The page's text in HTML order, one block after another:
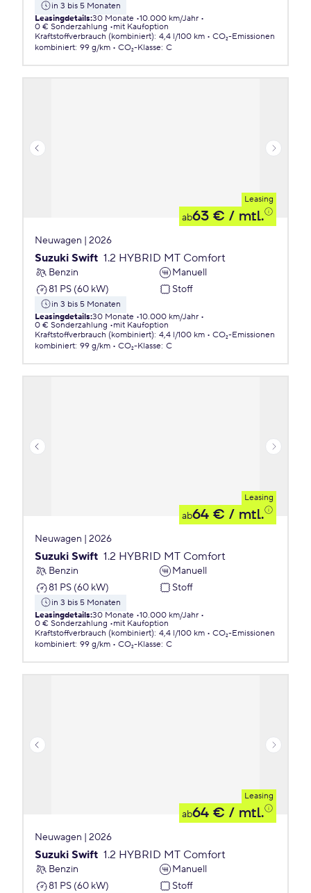
in 3 bis 5 Monaten
Leasingdetails:30 Monate 10.000 km/Jahr
0 € Sonderzahlung
mit Kaufoption
Kraftstoffverbrauch (kombiniert): 4,4 l/100 km
CO₂-Emissionen
kombiniert: 99 g/km CO₂-Klasse: C
Leasing
ab63 € / mtl.
Neuwagen | 2026
Suzuki Swift 1.2 HYBRID MT Comfort
Benzin
Manuell
81 PS (60 kW)
Stoff
in 3 bis 5 Monaten
Leasingdetails:30 Monate 10.000 km/Jahr
0 € Sonderzahlung
mit Kaufoption
Kraftstoffverbrauch (kombiniert): 4,4 l/100 km
CO₂-Emissionen
kombiniert: 99 g/km CO₂-Klasse: C
Leasing
ab64 € / mtl.
Neuwagen | 2026
Suzuki Swift 1.2 HYBRID MT Comfort
Benzin
Manuell
81 PS (60 kW)
Stoff
in 3 bis 5 Monaten
Leasingdetails:30 Monate 10.000 km/Jahr
0 € Sonderzahlung
mit Kaufoption
Kraftstoffverbrauch (kombiniert): 4,4 l/100 km
CO₂-Emissionen
kombiniert: 99 g/km CO₂-Klasse: C
Leasing
ab64 € / mtl.
Neuwagen | 2026
Suzuki Swift 1.2 HYBRID MT Comfort
Benzin
Manuell
81 PS (60 kW)
Stoff